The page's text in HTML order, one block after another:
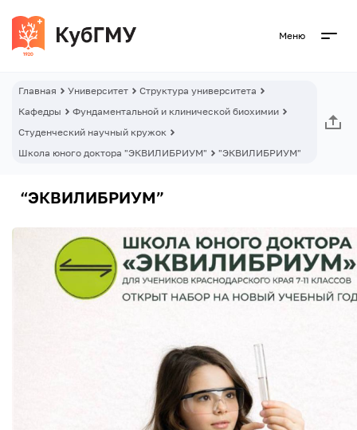
Меню
Главная Университет
Структура университета
Кафедры
Фундаментальной и клинической биохимии
Студенческий научный кружок
Школа юного доктора "ЭКВИЛИБРИУМ"
"ЭКВИЛИБРИУМ"
“ЭКВИЛИБРИУМ”